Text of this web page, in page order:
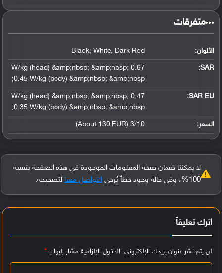
‏متفرقات‏
الألوان: Black, White, Dark Red
SAR
:
0.67 W/kg (head) &amp;nbsp; &amp;nbsp;
0.45 W/kg (body) &amp;nbsp; &amp;nbsp;
SAR EU:
0.47 W/kg (head) &amp;nbsp; &amp;nbsp;
0.35 W/kg (body) &amp;nbsp; &amp;nbsp;
السعر: 3/10 (About 130 EUR)
لا يمكننا ضمان صحة المعلومات الموجودة في هذه الصفحة بنسبة
100%، وفي حالة وجود خطأ يُرجى
التواصل معنا لتصحيحه.
اترك تعليقاً
لن يتم نشر عنوان بريدك الإلكتروني. الحقول الإلزامية مشار إليها بـ*